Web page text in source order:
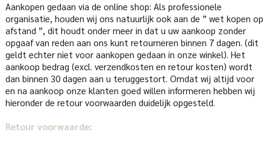
Aankopen gedaan via de online shop: Als professionele
organisatie, houden wij ons natuurlijk ook aan de ” wet kopen op
afstand ”, dit houdt onder meer in dat u uw aankoop zonder
opgaaf van reden aan ons kunt retourneren binnen 7 dagen. (dit
geldt echter niet voor aankopen gedaan in onze winkel). Het
aankoop bedrag (excl. verzendkosten en retour kosten) wordt
dan binnen 30 dagen aan u teruggestort. Omdat wij altijd voor
en na aankoop onze klanten goed willen informeren hebben wij
hieronder de retour voorwaarden duidelijk opgesteld.
Retour voorwaarde: